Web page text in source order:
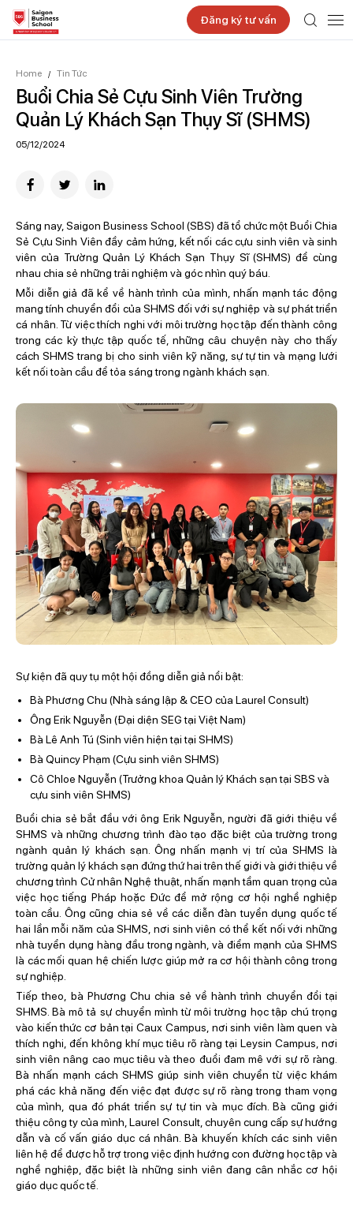
Đăng ký tư vấn
Home / Tin Tức
Buổi Chia Sẻ Cựu Sinh Viên Trường
Quản Lý Khách Sạn Thụy Sĩ (SHMS)
05/12/2024
Sáng nay, Saigon Business School (SBS) đã tổ chức một Buổi Chia
Sẻ Cựu Sinh Viên đầy cảm hứng, kết nối các cựu sinh viên và sinh
viên của Trường Quản Lý Khách Sạn Thụy Sĩ (SHMS) để cùng
nhau chia sẻ những trải nghiệm và góc nhìn quý báu.
Mỗi diễn giả đã kể về hành trình của mình, nhấn mạnh tác động
mang tính chuyển đổi của SHMS đối với sự nghiệp và sự phát triển
cá nhân. Từ việc thích nghi với môi trường học tập đến thành công
trong các kỳ thực tập quốc tế, những câu chuyện này cho thấy
cách SHMS trang bị cho sinh viên kỹ năng, sự tự tin và mạng lưới
kết nối toàn cầu để tỏa sáng trong ngành khách sạn.
Sự kiện đã quy tụ một hội đồng diễn giả nổi bật:
Bà Phương Chu (Nhà sáng lập & CEO của Laurel Consult)
Ông Erik Nguyễn (Đại diện SEG tại Việt Nam)
Bà Lê Anh Tú (Sinh viên hiện tại tại SHMS)
Bà Quincy Phạm (Cựu sinh viên SHMS)
Cô Chloe Nguyễn (Trưởng khoa Quản lý Khách sạn tại SBS và
cựu sinh viên SHMS)
Buổi chia sẻ bắt đầu với ông Erik Nguyễn, người đã giới thiệu về
SHMS và những chương trình đào tạo đặc biệt của trường trong
ngành quản lý khách sạn. Ông nhấn mạnh vị trí của SHMS là
trường quản lý khách sạn đứng thứ hai trên thế giới và giới thiệu về
chương trình Cử nhân Nghệ thuật, nhấn mạnh tầm quan trọng của
việc học tiếng Pháp hoặc Đức để mở rộng cơ hội nghề nghiệp
toàn cầu. Ông cũng chia sẻ về các diễn đàn tuyển dụng quốc tế
hai lần mỗi năm của SHMS, nơi sinh viên có thể kết nối với những
nhà tuyển dụng hàng đầu trong ngành, và điểm mạnh của SHMS
là các mối quan hệ chiến lược giúp mở ra cơ hội thành công trong
sự nghiệp.
Tiếp theo, bà Phương Chu chia sẻ về hành trình chuyển đổi tại
SHMS. Bà mô tả sự chuyển mình từ môi trường học tập chú trọng
vào kiến thức cơ bản tại Caux Campus, nơi sinh viên làm quen và
thích nghi, đến không khí mục tiêu rõ ràng tại Leysin Campus, nơi
sinh viên nâng cao mục tiêu và theo đuổi đam mê với sự rõ ràng.
Bà nhấn mạnh cách SHMS giúp sinh viên chuyển từ việc khám
phá các khả năng đến việc đạt được sự rõ ràng trong tham vọng
của mình, qua đó phát triển sự tự tin và mục đích. Bà cũng giới
thiệu công ty của mình, Laurel Consult, chuyên cung cấp sự hướng
dẫn và cố vấn giáo dục cá nhân. Bà khuyến khích các sinh viên
liên hệ để được hỗ trợ trong việc định hướng con đường học tập và
nghề nghiệp, đặc biệt là những sinh viên đang cân nhắc cơ hội
giáo dục quốc tế.